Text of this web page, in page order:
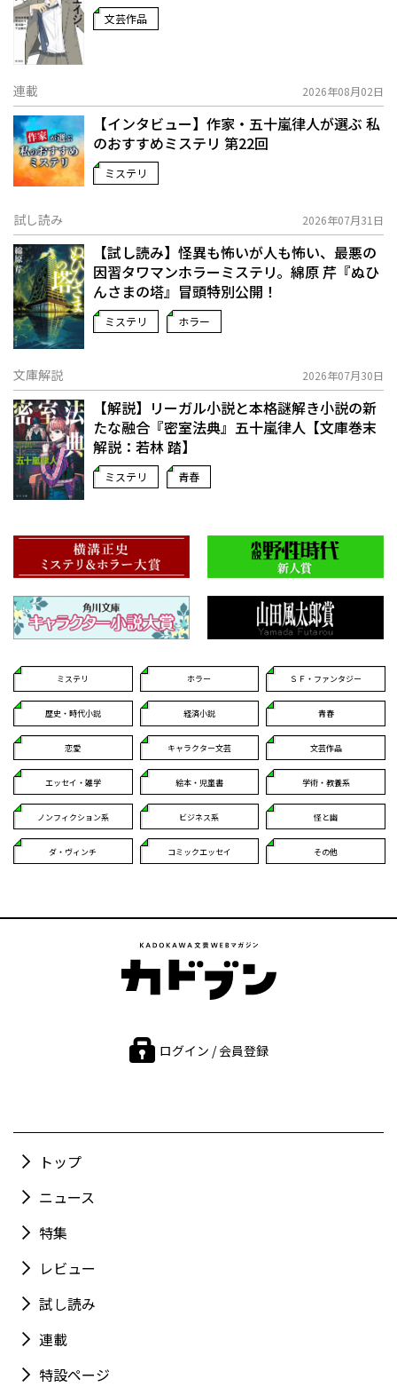
文芸作品
連載 2026年08月02日
【インタビュー】作家・五十嵐律人が選ぶ 私
のおすすめミステリ 第22回
ミステリ
試し読み 2026年07月31日
【試し読み】怪異も怖いが人も怖い、最悪の
因習タワマンホラーミステリ。綿原 芹『ぬひ
んさまの塔』冒頭特別公開！
ミステリ ホラー
文庫解説 2026年07月30日
【解説】リーガル小説と本格謎解き小説の新
たな融合――『密室法典』五十嵐律人【文庫巻末
解説：若林 踏】
ミステリ 青春
ミステリ ホラー ＳＦ・ファンタジー
歴史・時代小説 経済小説 青春
恋愛 キャラクター文芸 文芸作品
エッセイ・雑学 絵本・児童書 学術・教養系
ノンフィクション系 ビジネス系 怪と幽
ダ・ヴィンチ コミックエッセイ その他
ログイン / 会員登録
トップ
ニュース
特集
レビュー
試し読み
連載
特設ページ